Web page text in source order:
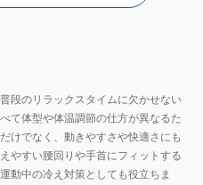
段のリラックスタイムに欠かせない
て体型や体温調節の仕方が異なるた
けでなく、動きやすさや快適さにも
やすい腰回りや手首にフィットする
動中の冷え対策としても役立ちま